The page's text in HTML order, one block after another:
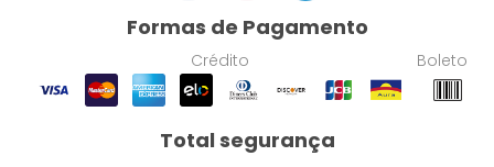
Formas de Pagamento
Crédito Boleto
Total segurança